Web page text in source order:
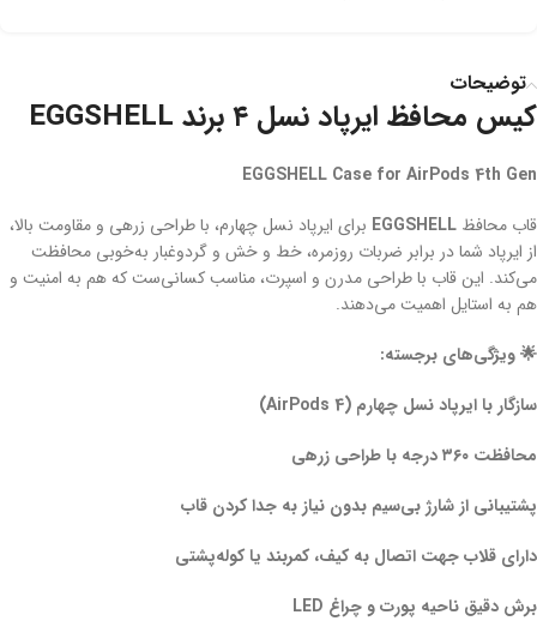
توضیحات
کیس محافظ ایرپاد نسل ۴ برند EGGSHELL
EGGSHELL Case for AirPods 4th Gen
قاب محافظ EGGSHELL برای ایرپاد نسل چهارم، با طراحی زرهی و مقاومت بالا،
از ایرپاد شما در برابر ضربات روزمره، خط و خش و گردوغبار به‌خوبی محافظت
می‌کند. این قاب با طراحی مدرن و اسپرت، مناسب کسانی‌ست که هم به امنیت و
هم به استایل اهمیت می‌دهند.
🌟 ویژگی‌های برجسته:
سازگار با ایرپاد نسل چهارم (AirPods 4)
محافظت ۳۶۰ درجه با طراحی زرهی
پشتیبانی از شارژ بی‌سیم بدون نیاز به جدا کردن قاب
دارای قلاب جهت اتصال به کیف، کمربند یا کوله‌پشتی
برش دقیق ناحیه پورت و چراغ LED